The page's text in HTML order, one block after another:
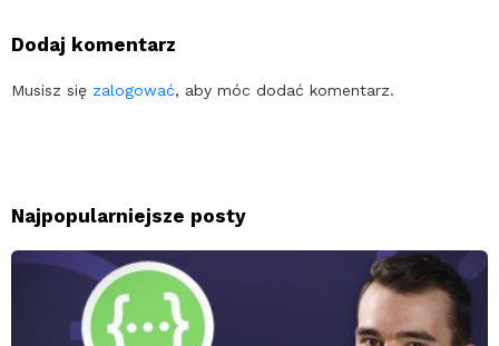
Dodaj komentarz
Musisz się zalogować, aby móc dodać komentarz.
Najpopularniejsze posty